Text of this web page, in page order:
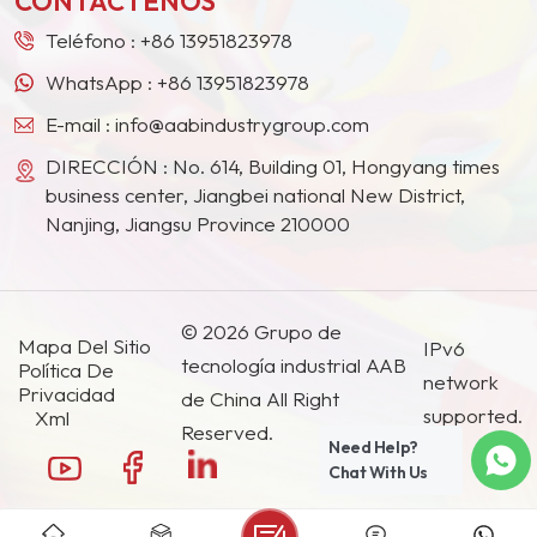
Teléfono : +86 13951823978
WhatsApp : +86 13951823978
E-mail : info@aabindustrygroup.com
DIRECCIÓN : No. 614, Building 01, Hongyang times
business center, Jiangbei national New District,
Nanjing, Jiangsu Province 210000
Mapa Del Sitio
Política De
Privacidad
Xml
© 2026 Grupo de
tecnología industrial AAB
de China All Right
Reserved.
IPv6
network
supported.
Need Help?
Chat With Us